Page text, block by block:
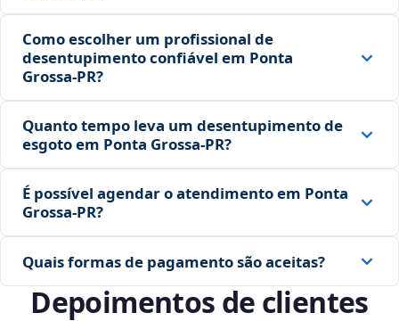
Como escolher um profissional de
desentupimento confiável em Ponta
Grossa‑PR?
Quanto tempo leva um desentupimento de
esgoto em Ponta Grossa‑PR?
É possível agendar o atendimento em Ponta
Grossa‑PR?
Quais formas de pagamento são aceitas?
Depoimentos de clientes